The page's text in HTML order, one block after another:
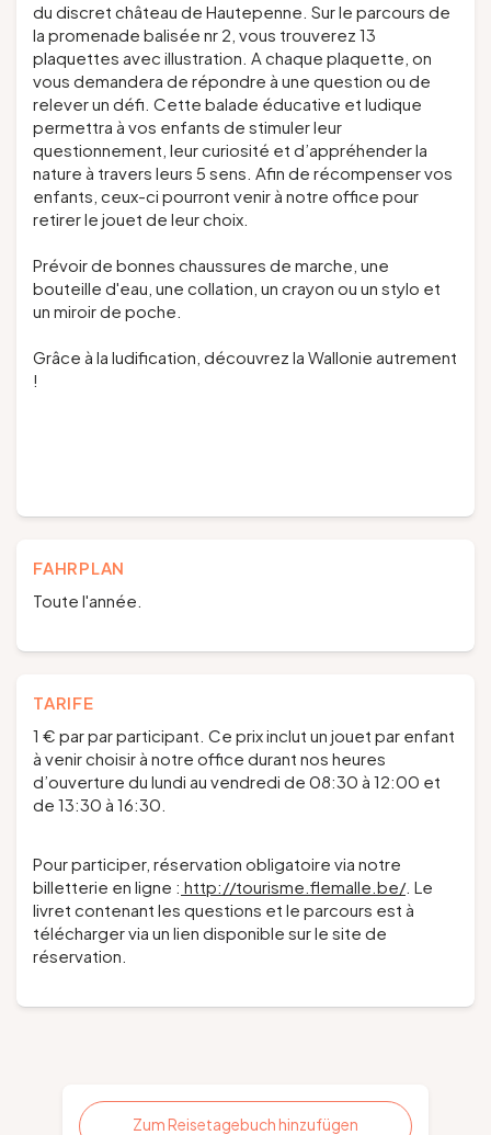
du discret château de Hautepenne. Sur le parcours de
la promenade balisée nr 2, vous trouverez 13
plaquettes avec illustration. A chaque plaquette, on
vous demandera de répondre à une question ou de
relever un défi. Cette balade éducative et ludique
permettra à vos enfants de stimuler leur
questionnement, leur curiosité et d’appréhender la
nature à travers leurs 5 sens. Afin de récompenser vos
enfants, ceux-ci pourront venir à notre office pour
retirer le jouet de leur choix.
Prévoir de bonnes chaussures de marche, une
bouteille d'eau, une collation, un crayon ou un stylo et
un miroir de poche.
Grâce à la ludification, découvrez la Wallonie autrement
!
FAHRPLAN
Toute l'année.
TARIFE
1 € par par participant. Ce prix inclut un jouet par enfant
à venir choisir à notre office durant nos heures
d’ouverture du lundi au vendredi de 08:30 à 12:00 et
de 13:30 à 16:30.
Pour participer, réservation obligatoire via notre
billetterie en ligne : http://tourisme.flemalle.be/. Le
livret contenant les questions et le parcours est à
télécharger via un lien disponible sur le site de
réservation.
Zum Reisetagebuch hinzufügen